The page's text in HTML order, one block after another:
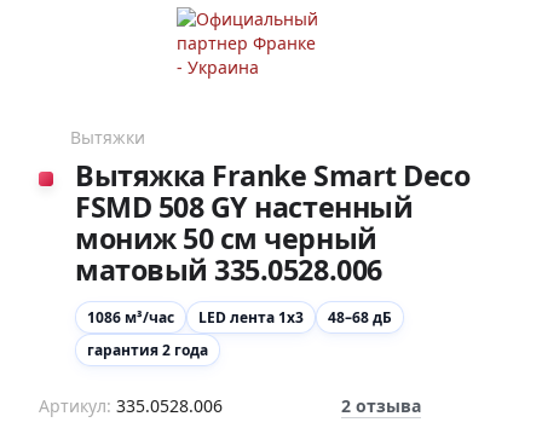
Вытяжки
Вытяжка Franke Smart Deco
FSMD 508 GY настенный
мониж 50 см черный
матовый 335.0528.006
1086 м³/час LED лента 1х3
48–68 дБ
гарантия 2 года
Артикул: 335.0528.006 2 отзыва